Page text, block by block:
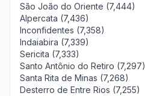
São João do Oriente (7,444)
Alpercata (7,436)
Inconfidentes (7,358)
Indaiabira (7,339)
Sericita (7,333)
Santo Antônio do Retiro (7,297)
Santa Rita de Minas (7,268)
Desterro de Entre Rios (7,255)